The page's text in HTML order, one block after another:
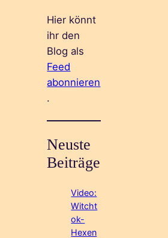
Hier könnt
ihr den
Blog als
Feed
abonnieren
.
Neuste
Beiträge
Video:
Witcht
ok-
Hexen